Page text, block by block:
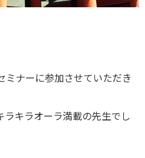
ナーに参加させていただき
ラキラオーラ満載の先生でし